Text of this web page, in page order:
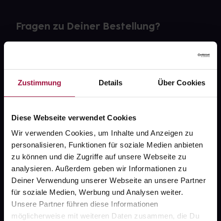
Zustimmung Details Über Cookies
Diese Webseite verwendet Cookies
Wir verwenden Cookies, um Inhalte und Anzeigen zu
personalisieren, Funktionen für soziale Medien anbieten
zu können und die Zugriffe auf unsere Webseite zu
analysieren. Außerdem geben wir Informationen zu
Deiner Verwendung unserer Webseite an unsere Partner
für soziale Medien, Werbung und Analysen weiter.
Unsere Partner führen diese Informationen
möglicherweise mit weiteren Daten zusammen, die Du
Fragen zu Deiner Bestellung?
gesund.de
Über uns
Karriere
Newsletter